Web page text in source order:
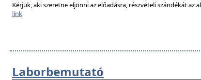
Kérjük, aki szeretne eljönni az előadásra, részvételi szándékát az
link
Laborbemutató